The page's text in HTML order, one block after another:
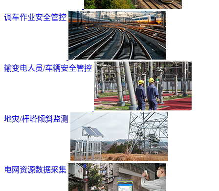
调车作业安全管控
输变电人员/车辆安全管控
地灾/杆塔倾斜监测
电网资源数据采集